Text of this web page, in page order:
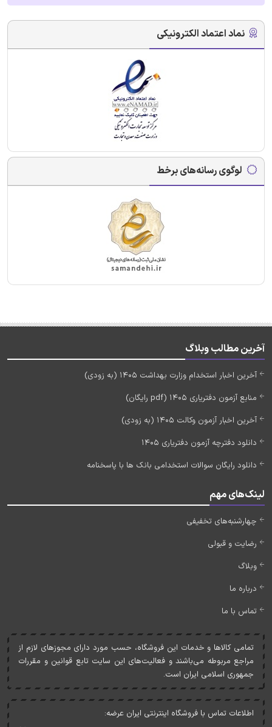
نماد اعتماد الکترونیکی
لوگوی رسانه‌های برخط
آخرین مطالب وبلاگ
آخرین اخبار استخدام وزارت بهداشت 1405 (به زودی)
منابع آزمون دفتریاری 1405 (pdf رایگان)
آخرین اخبار آزمون وکالت 1405 (به زودی)
دانلود دفترچه آزمون دفتریاری 1405
دانلود رایگان سوالات استخدامی بانک ها با پاسخنامه
لینک‌های مهم
چهارشنبه‌های تخفیفی
رضایت و قبولی
وبلاگ
درباره ما
تماس با ما
تمامی کالاها و خدمات اين فروشگاه، حسب مورد دارای مجوزهای لازم از
مراجع مربوطه می‌باشند و فعاليت‌های اين سايت تابع قوانين و مقررات
جمهوری اسلامی ايران است.
اطلاعات تماس با فروشگاه اینترنتی ایران عرضه: